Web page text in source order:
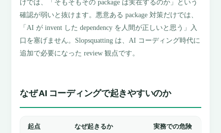
けでは、「そもそもその package は実在するのか」という
確認が弱いと抜けます。悪意ある package 対策だけでは、
「AI が invent した dependency を人間が正しいと思う」入
口を塞げません。Slopsquatting は、AI コーディング時代に
追加で必要になった review 観点です。
なぜ AI コーディングで起きやすいのか
起点 なぜ起きるか 実務での危険